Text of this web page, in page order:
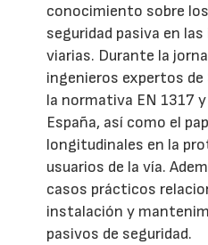
conocimiento sobre
seguridad pasiva en
viarias. Durante la
ingenieros expertos de
la normativa EN 1317
España, así como el
longitudinales en la
usuarios de la vía.
casos prácticos
instalación y
pasivos de seguridad.